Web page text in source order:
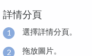
詳情分頁
選擇詳情分頁。
拖放圖片。